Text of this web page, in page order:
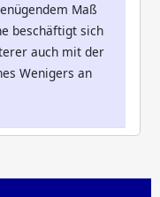
Maß
beschäftigt sich
auch mit der
Wenigers an